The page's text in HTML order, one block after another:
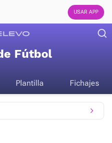
USAR APP
Fútbol
Plantilla Fichajes